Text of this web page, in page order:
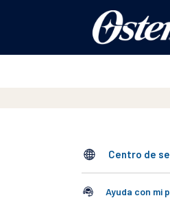
Centro de
Ayuda con mi